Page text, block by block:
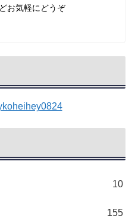
お気軽にどうぞ
10
155